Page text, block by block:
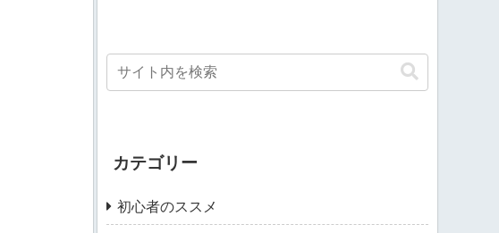
カテゴリー
初心者のススメ